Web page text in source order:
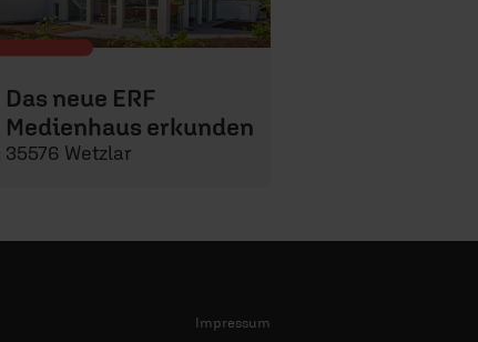
Das neue ERF
Medienhaus erkunden
35576 Wetzlar
Impressum